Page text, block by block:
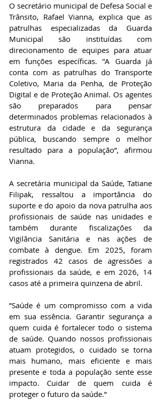
O secretário municipal de Defesa Social e
Trânsito, Rafael Vianna, explica que as
patrulhas especializadas da Guarda
Municipal são instituídas com
direcionamento de equipes para atuar
em funções específicas. "A Guarda já
conta com as patrulhas do Transporte
Coletivo, Maria da Penha, de Proteção
Digital e de Proteção Animal. Os agentes
são preparados para pensar
determinados problemas relacionados à
estrutura da cidade e da segurança
pública, buscando sempre o melhor
resultado para a população”, afirmou
Vianna.
A secretária municipal da Saúde, Tatiane
Filipak, ressaltou a importância do
suporte e do apoio da nova patrulha aos
profissionais de saúde nas unidades e
também durante fiscalizações da
Vigilância Sanitária e nas ações de
combate à dengue. Em 2025, foram
registrados 42 casos de agressões a
profissionais da saúde, e em 2026, 14
casos até a primeira quinzena de abril.
”Saúde é um compromisso com a vida
em sua essência. Garantir segurança a
quem cuida é fortalecer todo o sistema
de saúde. Quando nossos profissionais
atuam protegidos, o cuidado se torna
mais humano, mais eficiente e mais
presente e toda a população sente esse
impacto. Cuidar de quem cuida é
proteger o futuro da saúde.”